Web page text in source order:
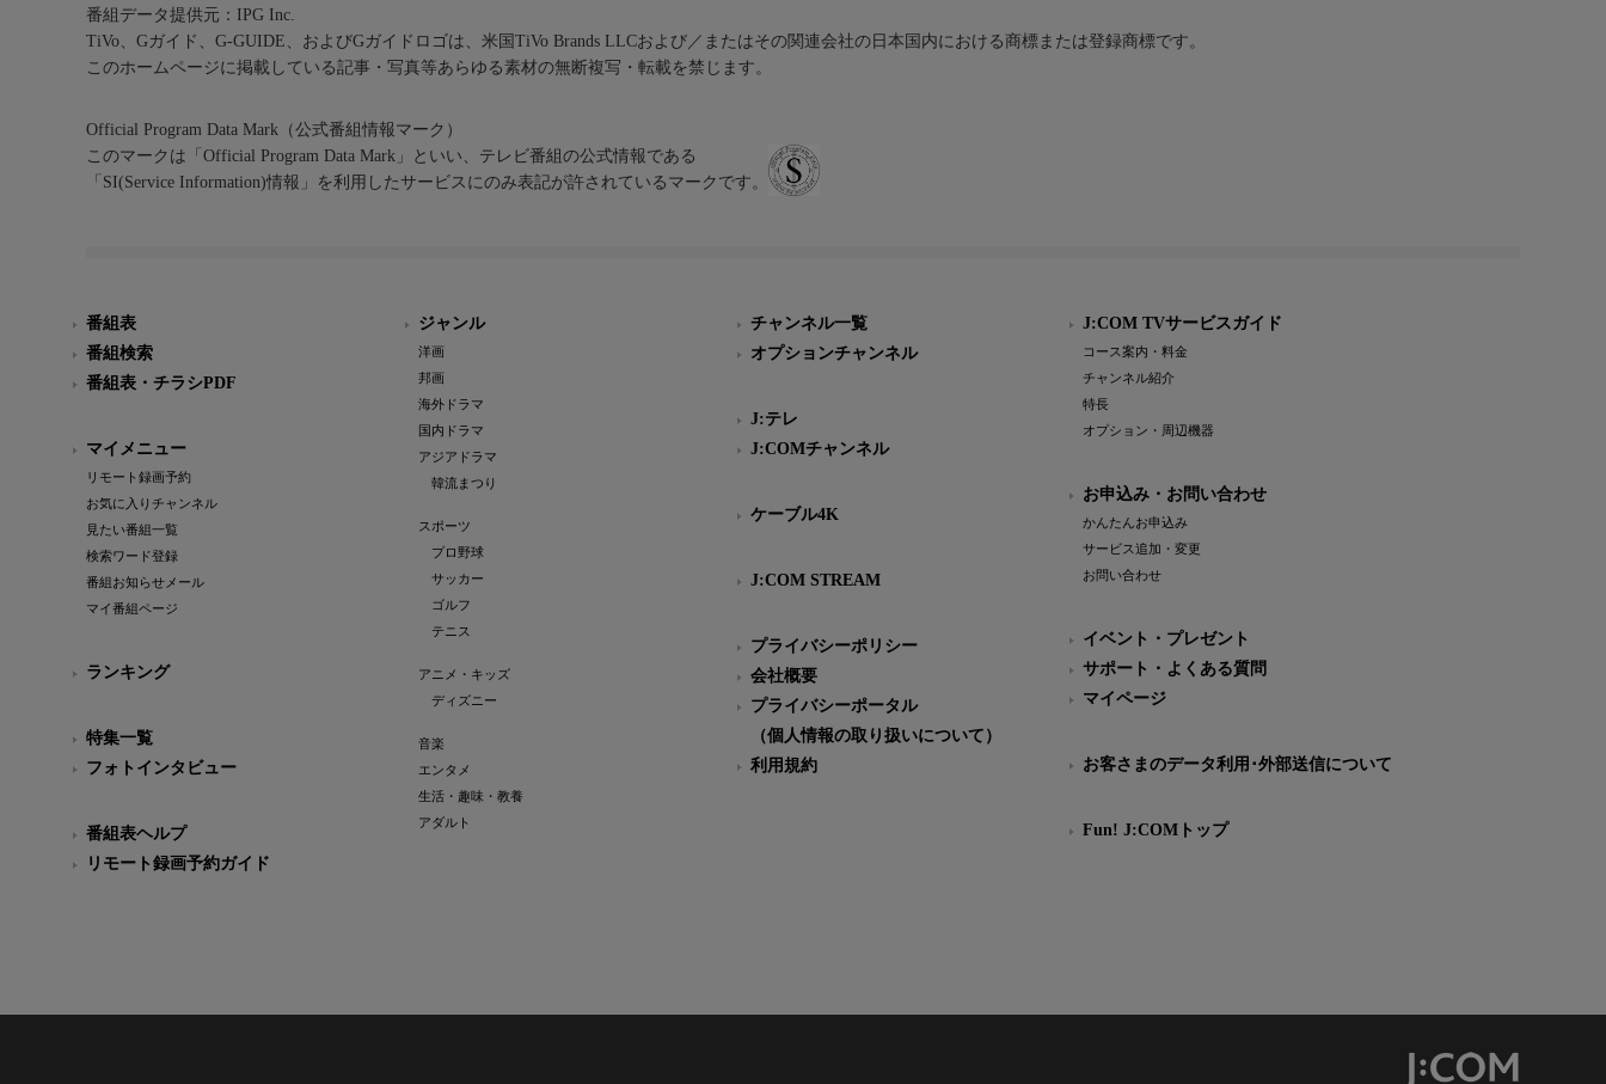
番組データ提供元：IPG Inc.
TiVo、Gガイド、G-GUIDE、およびGガイドロゴは、米国TiVo Brands LLCおよび／またはその関連会社の日本国内における商標または登録商標です。
このホームページに掲載している記事・写真等あらゆる素材の無断複写・転載を禁じます。
Official Program Data Mark（公式番組情報マーク）
このマークは「Official Program Data Mark」といい、テレビ番組の公式情報である
「SI(Service Information)情報」を利用したサービスにのみ表記が許されているマークです。
番組表
番組検索
番組表・チラシPDF
マイメニュー
リモート録画予約
お気に入りチャンネル
見たい番組一覧
検索ワード登録
番組お知らせメール
マイ番組ページ
ランキング
特集一覧
フォトインタビュー
番組表ヘルプ
リモート録画予約ガイド
ジャンル
洋画
邦画
海外ドラマ
国内ドラマ
アジアドラマ
韓流まつり
スポーツ
プロ野球
サッカー
ゴルフ
テニス
アニメ・キッズ
ディズニー
音楽
エンタメ
生活・趣味・教養
アダルト
チャンネル一覧
オプションチャンネル
J:テレ
J:COMチャンネル
ケーブル4K
J:COM STREAM
プライバシーポリシー
会社概要
プライバシーポータル
（個人情報の取り扱いについて）
利用規約
J:COM TVサービスガイド
コース案内・料金
チャンネル紹介
特長
オプション・周辺機器
お申込み・お問い合わせ
かんたんお申込み
サービス追加・変更
お問い合わせ
イベント・プレゼント
サポート・よくある質問
マイページ
お客さまのデータ利用･外部送信について
Fun! J:COMトップ